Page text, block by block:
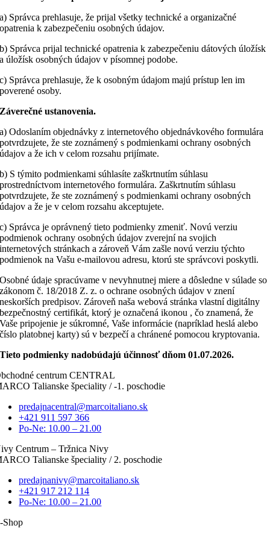
a) Správca prehlasuje, že prijal všetky technické a organizačné
opatrenia k zabezpečeniu osobných údajov.
b) Správca prijal technické opatrenia k zabezpečeniu dátových úložísk
a úložísk osobných údajov v písomnej podobe.
c) Správca prehlasuje, že k osobným údajom majú prístup len im
poverené osoby.
Záverečné ustanovenia.
a) Odoslaním objednávky z internetového objednávkového formulára
potvrdzujete, že ste zoznámený s podmienkami ochrany osobných
údajov a že ich v celom rozsahu prijímate.
b) S týmito podmienkami súhlasíte zaškrtnutím súhlasu
prostredníctvom internetového formulára. Zaškrtnutím súhlasu
potvrdzujete, že ste zoznámený s podmienkami ochrany osobných
údajov a že je v celom rozsahu akceptujete.
c) Správca je oprávnený tieto podmienky zmeniť. Novú verziu
podmienok ochrany osobných údajov zverejní na svojich
internetových stránkach a zároveň Vám zašle novú verziu týchto
podmienok na Vašu e-mailovou adresu, ktorú ste správcovi poskytli.
Osobné údaje spracúvame v nevyhnutnej miere a dôsledne v súlade so
zákonom č. 18/2018 Z. z. o ochrane osobných údajov v znení
neskorších predpisov. Zároveň naša webová stránka vlastní digitálny
bezpečnostný certifikát, ktorý je označená ikonou , čo znamená, že
Vaše pripojenie je súkromné, Vaše informácie (napríklad heslá alebo
číslo platobnej karty) sú v bezpečí a chránené pomocou kryptovania.
Tieto podmienky nadobúdajú účinnosť dňom 01.07.2026.
centrum CENTRAL
Talianske špeciality / -1. poschodie
predajnacentral@marcoitaliano.sk
+421 911 597 366
Po-Ne: 10.00 – 21.00
Centrum – Tržnica Nivy
Talianske špeciality / 2. poschodie
predajnanivy@marcoitaliano.sk
+421 917 212 114
Po-Ne: 10.00 – 21.00
Shop